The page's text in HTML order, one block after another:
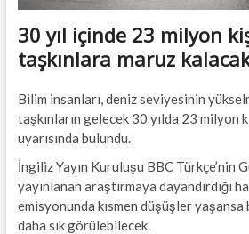
30 yıl içinde 23 milyon
taşkınlara maruz
Bilim insanları, deniz seviyesinin
taşkınların gelecek 30 yılda 23
uyarısında bulundu.
İngiliz Yayın Kuruluşu BBC Türkçe’nin
yayınlanan araştırmaya dayandırdığı
emisyonunda kısmen düşüşler
daha sık görülebilecek.